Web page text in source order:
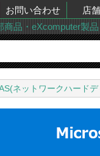
お問い合わせ 店
品・eXcomputer製品
ネットワークハード